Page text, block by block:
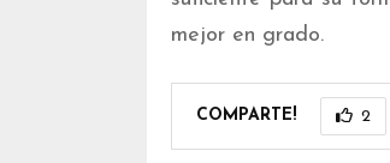
mejor en grado.
COMPARTE! 2